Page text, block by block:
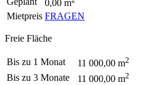
0,00 m
Mietpreis FRAGEN
Freie Fläche
Bis zu 1 Monat 11 000,00 m2
Bis zu 3 Monate 11 000,00 m2